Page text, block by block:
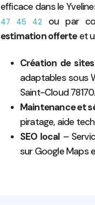
efficace dans le
47 45 42
ou par
estimation offerteet
Création de
adaptables sous
Saint-Cloud 78170.
Maintenance et
piratage, aide
SEO local –
sur Google Maps